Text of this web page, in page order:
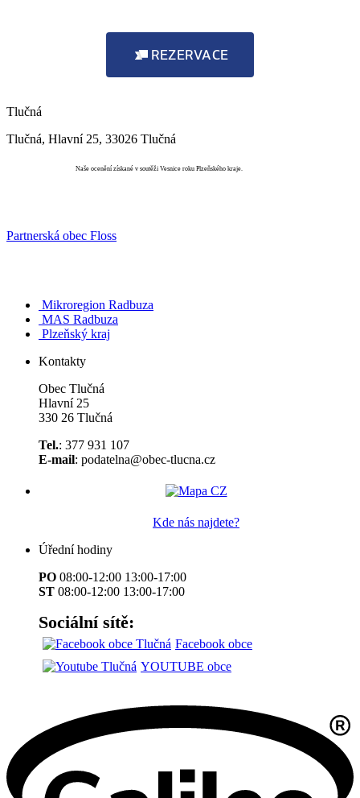
REZERVACE
Tlučná
Tlučná, Hlavní 25, 33026 Tlučná
Naše ocenění získané v soutěži Vesnice roku Plzeňského kraje.
Partnerská obec Floss
Mikroregion Radbuza
MAS Radbuza
Plzeňský kraj
Kontakty
Obec Tlučná
Hlavní 25
330 26 Tlučná
Tel.: 377 931 107
E-mail: podatelna@obec-tlucna.cz
Kde nás najdete?
Úřední hodiny
PO 08:00-12:00 13:00-17:00
ST 08:00-12:00 13:00-17:00
Sociální sítě:
Facebook obce
YOUTUBE obce